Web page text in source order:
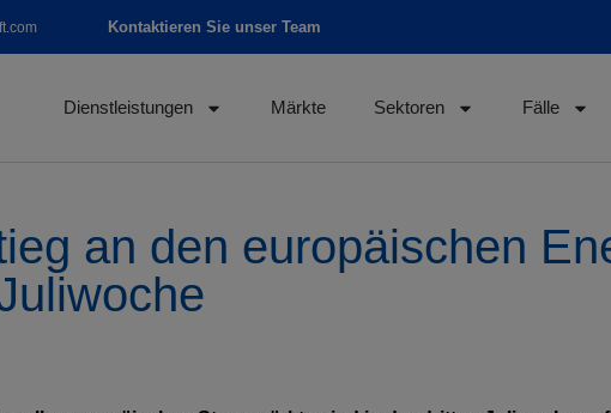
Kontaktieren Sie unser Team
Dienstleistungen Märkte Sektoren Fälle
an den europäischen